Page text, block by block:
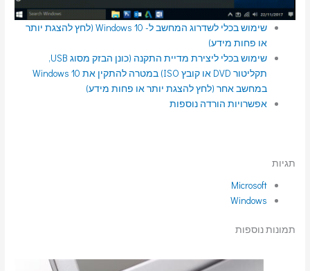
שימוש בכלי לשדרוג המחשב ל- Windows 10 (לחץ להצגת יותר
או פחות מידע)
שימוש בכלי ליצירת מדיית התקנה (כונן הבזק מסוג USB,
תקליטור DVD או קובץ ISO) במטרה להתקין את Windows 10
במחשב אחר (לחץ להצגת יותר או פחות מידע)
אפשרויות הורדה נוספות
תגיות
Microsoft
Windows
תמונות נוספות